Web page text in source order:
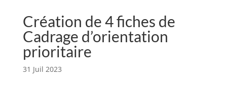
Création de 4 fiches de
Cadrage d’orientation
prioritaire
31 Juil 2023